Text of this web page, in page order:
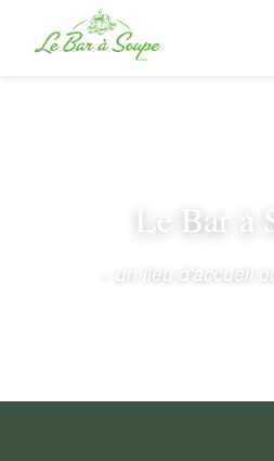
Le Bar à
– un lieu d'accueil